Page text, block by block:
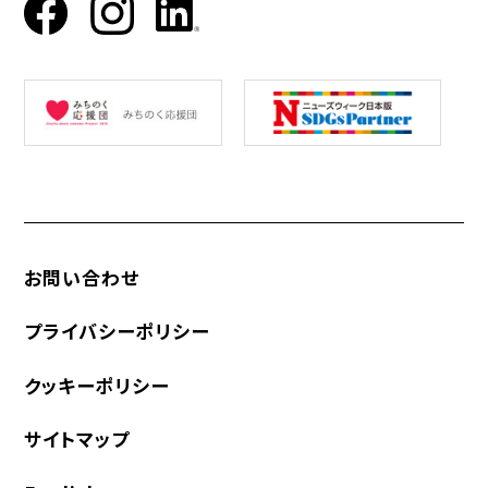
お問い合わせ
プライバシーポリシー
クッキーポリシー
サイトマップ